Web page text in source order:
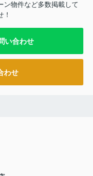
ン物件など多数掲載して
い合わせ
わせ